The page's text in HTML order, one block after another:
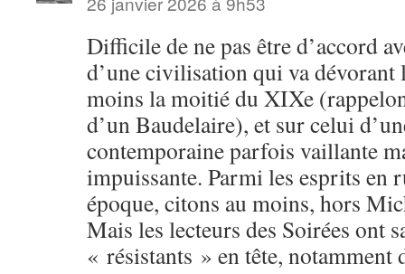
Difficile de ne pas être d’accord
d’une civilisation qui va dévorant
moins la moitié du XIXe
d’un Baudelaire), et sur celui
contemporaine parfois vaillante
impuissante. Parmi les esprits en
époque, citons au moins, hors
Mais les lecteurs des Soirées ont
« résistants » en tête, notamment